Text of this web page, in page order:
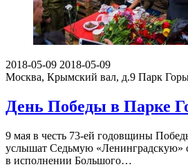
2018-05-09 2018-05-09
Москва, Крымский вал, д.9 Парк
День Победы в Парке
9 мая в честь 73-ей годовщины
услышат Седьмую
в исполнении Большого…